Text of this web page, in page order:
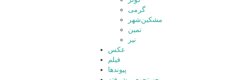
گرمی
مشکین‌شهر
نمین
نیر
عکس
فیلم
پیوندها